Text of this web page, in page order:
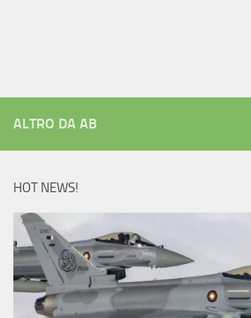
ALTRO DA AB
HOT NEWS!